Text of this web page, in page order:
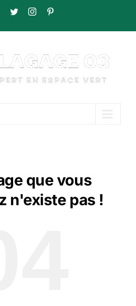
Facebook
TwitterInstagram
que vous
n'existe pas !